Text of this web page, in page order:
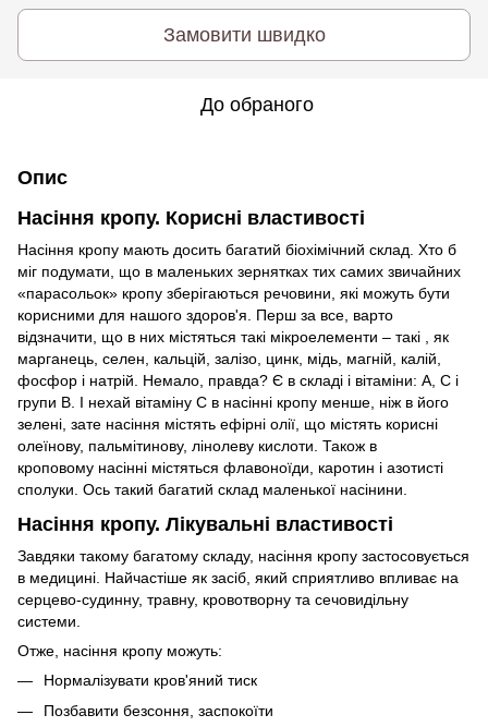
Замовити швидко
До обраного
Опис
Насіння кропу. Корисні властивості
Насіння кропу мають досить багатий біохімічний склад. Хто б
міг подумати, що в маленьких зернятках тих самих звичайних
«парасольок» кропу зберігаються речовини, які можуть бути
корисними для нашого здоров'я. Перш за все, варто
відзначити, що в них містяться такі мікроелементи – такі , як
марганець, селен, кальцій, залізо, цинк, мідь, магній, калій,
фосфор і натрій. Немало, правда? Є в складі і вітаміни: А, С і
групи В. І нехай вітаміну С в насінні кропу менше, ніж в його
зелені, зате насіння містять ефірні олії, що містять корисні
олеїнову, пальмітинову, лінолеву кислоти. Також в
кроповому насінні містяться флавоноїди, каротин і азотисті
сполуки. Ось такий багатий склад маленької насінини.
Насіння кропу. Лікувальні властивості
Завдяки такому багатому складу, насіння кропу застосовується
в медицині. Найчастіше як засіб, який сприятливо впливає на
серцево-судинну, травну, кровотворну та сечовидільну
системи.
Отже, насіння кропу можуть:
Нормалізувати кров'яний тиск
Позбавити безсоння, заспокоїти